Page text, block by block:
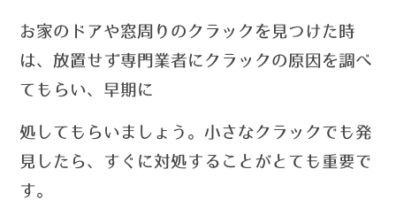
お家のドアや窓周りのクラックを見つけた時
は、放置せず専門業者にクラックの原因を調べ
てもらい、 早期に
処してもらいましょう。小さなクラックでも発
見したら、すぐに対処することがとても重要で
す。